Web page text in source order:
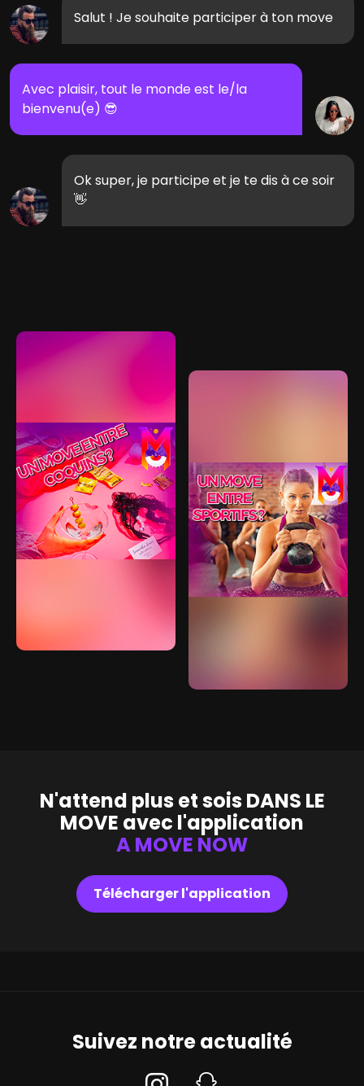
Salut ! Je souhaite participer à ton move
Avec plaisir, tout le monde est le/la
bienvenu(e) 😎
Ok super, je participe et je te dis à ce soir
👋
N'attend plus et sois DANS LE
MOVE avec l'application
A MOVE NOW
Télécharger l'application
Suivez notre actualité